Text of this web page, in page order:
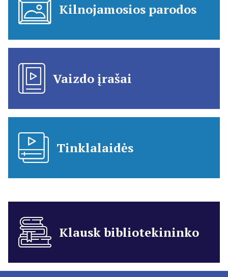
Kilnojamosios parodos
Vaizdo įrašai
Tinklalaidės
Klausk bibliotekininko